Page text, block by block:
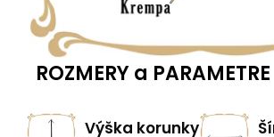
ROZMERY a PARAMETRE
Výška korunky